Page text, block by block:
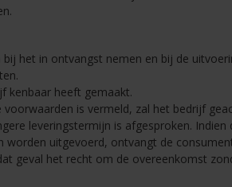
het in ontvangst nemen en bij de
kenbaar heeft gemaakt.
is vermeld, zal het bedrijf
leveringstermijn is afgesproken. Indien
uitgevoerd, ontvangt de
geval het recht om de overeenkomst